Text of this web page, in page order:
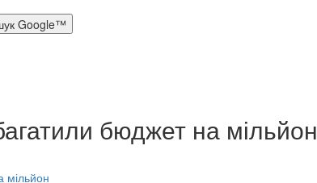
бюджет на мільйон